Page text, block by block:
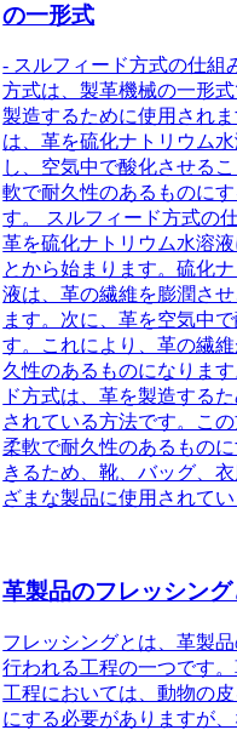
の一形式
- スルフィード方式の仕組
方式は、製革機械の一形
製造するために使用され
は、革を硫化ナトリウム
し、空気中で酸化させる
軟で耐久性のあるものに
す。 スルフィード方式の
革を硫化ナトリウム水溶
とから始まります。硫化
液は、革の繊維を膨潤さ
ます。次に、革を空気中
す。これにより、革の繊
久性のあるものになりま
ド方式は、革を製造する
されている方法です。こ
柔軟で耐久性のあるもの
きるため、靴、バッグ、
ざまな製品に使用されてい
革製品のフレッシング
フレッシングとは、革製
行われる工程の一つです
工程においては、動物の
にする必要がありますが